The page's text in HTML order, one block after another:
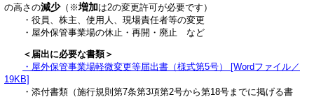
の高さの減少（ ※増加は2の変更許可が必要です）
・役員、株主、使用人、現場責任者等の変更
・屋外保管事業場の休止・再開・廃止 など
＜届出に必要な書類＞
・屋外保管事業場軽微変更等届出書（様式第5号） [Wordファイル／
19KB]
・添付書類（施行規則第7条第3項第2号から第18号までに掲げる書